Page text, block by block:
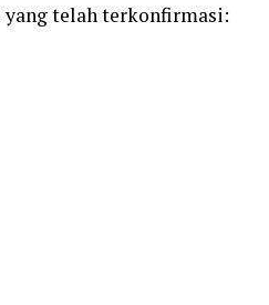
telah terkonfirmasi: